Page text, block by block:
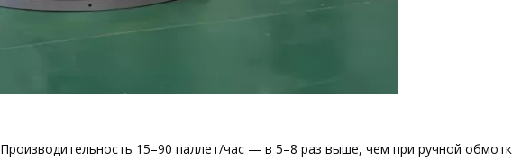
Производительность 15–90 паллет/час — в 5–8 раз выше, чем при ручной